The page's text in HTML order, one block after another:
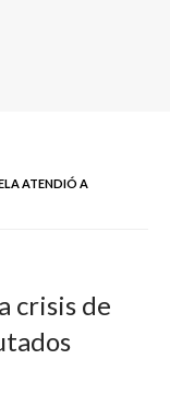
ATENDIÓ A
crisis de